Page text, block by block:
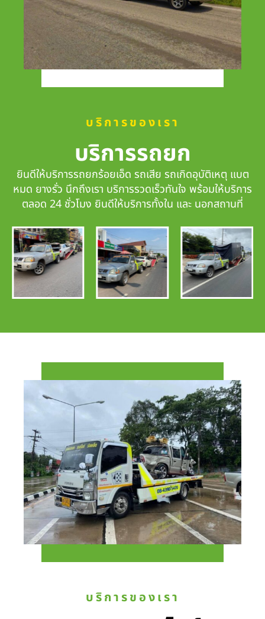
บริการของเรา
บริการรถยก
ยินดีให้บริการรถยกร้อยเอ็ด รถเสีย รถเกิดอุบัติเหตุ แบต
หมด ยางรั่ว นึกถึงเรา บริการรวดเร็วทันใจ พร้อมให้บริการ
ตลอด 24 ชั่วโมง ยินดีให้บริการทั้งใน และ นอกสถานที่
บริการของเรา